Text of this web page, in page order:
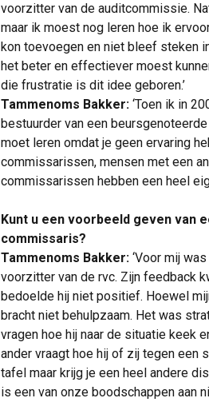
voorzitter van de auditcommissie.
maar ik moest nog leren hoe ik
kon toevoegen en niet bleef steken
het beter en effectiever moest
die frustratie is dit idee geboren.’
Tammenoms Bakker: ‘Toen ik in
bestuurder van een
moet leren omdat je geen ervaring
commissarissen, mensen met een
commissarissen hebben een heel
Kunt u een voorbeeld geven van
commissaris?
Tammenoms Bakker: ‘Voor mij
voorzitter van de rvc. Zijn feedback
bedoelde hij niet positief. Hoewel
bracht niet behulpzaam. Het was
vragen hoe hij naar de situatie keek
ander vraagt hoe hij of zij tegen een
tafel maar krijg je een heel andere
is een van onze boodschappen aan